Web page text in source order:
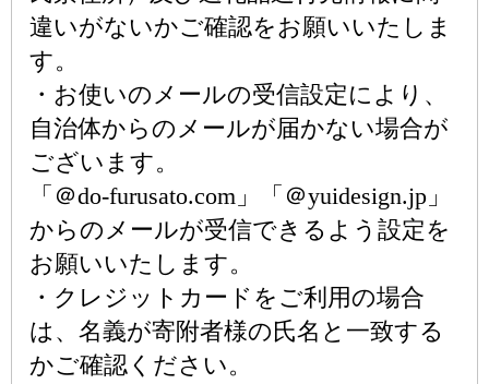
違いがないかご確認をお願いいたしま
す。
・お使いのメールの受信設定により、
自治体からのメールが届かない場合が
ございます。
「＠do-furusato.com」「＠yuidesign.jp」
からのメールが受信できるよう設定を
お願いいたします。
・クレジットカードをご利用の場合
は、名義が寄附者様の氏名と一致する
かご確認ください。